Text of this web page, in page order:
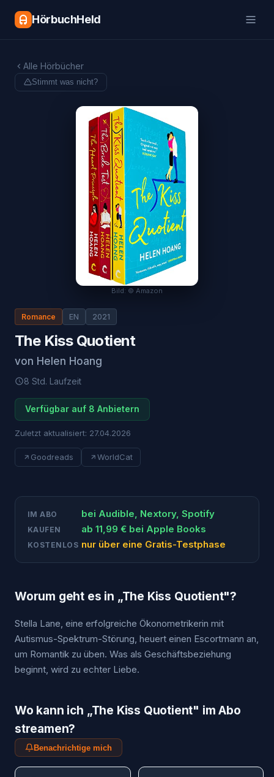
HörbuchHeld
Alle Hörbücher
Stimmt was nicht?
Bild: © Amazon
Romance EN 2021
The Kiss Quotient
von Helen Hoang
8 Std. Laufzeit
Verfügbar auf 8 Anbietern
Zuletzt aktualisiert: 27.04.2026
Goodreads WorldCat
IM ABO bei Audible, Nextory, Spotify
KAUFEN ab 11,99 € bei Apple Books
KOSTENLOS nur über eine Gratis-Testphase
Worum geht es in „The Kiss Quotient"?
Stella Lane, eine erfolgreiche Ökonometrikerin mit
Autismus-Spektrum-Störung, heuert einen Escortmann an,
um Romantik zu üben. Was als Geschäftsbeziehung
beginnt, wird zu echter Liebe.
Wo kann ich „The Kiss Quotient" im Abo
streamen?
Benachrichtige mich